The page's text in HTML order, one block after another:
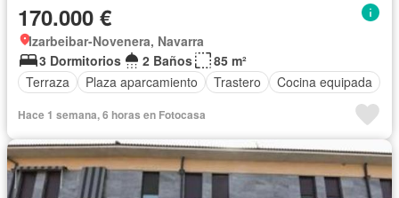
170.000 €
Izarbeibar-Novenera, Navarra
3 Dormitorios
2 Baños
85 m²
Terraza
Plaza aparcamiento Trastero Cocina equipada
Hace 1 semana, 6 horas en Fotocasa